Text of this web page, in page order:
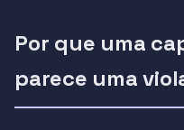
Por que uma
parece uma